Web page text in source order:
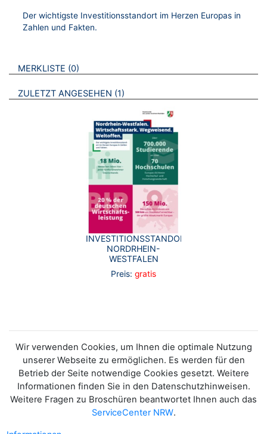
Der wichtigste Investitionsstandort im Herzen Europas in
Zahlen und Fakten.
VERWEISE AUF VERMERKTE- ODER ZULETZT ANGESEHENE
MERKLISTE 0 BROSCHÜREN
ZULETZT ANGESEHEN 1 BROSCHÜREN
INVESTITIONSSTANDORT
NORDRHEIN-
WESTFALEN
Preis: gratis
Wir verwenden Cookies, um Ihnen die optimale Nutzung
unserer Webseite zu ermöglichen. Es werden für den
Betrieb der Seite notwendige Cookies gesetzt. Weitere
Informationen finden Sie in den Datenschutzhinweisen.
Weitere Fragen zu Broschüren beantwortet Ihnen auch das
ServiceCenter NRW.